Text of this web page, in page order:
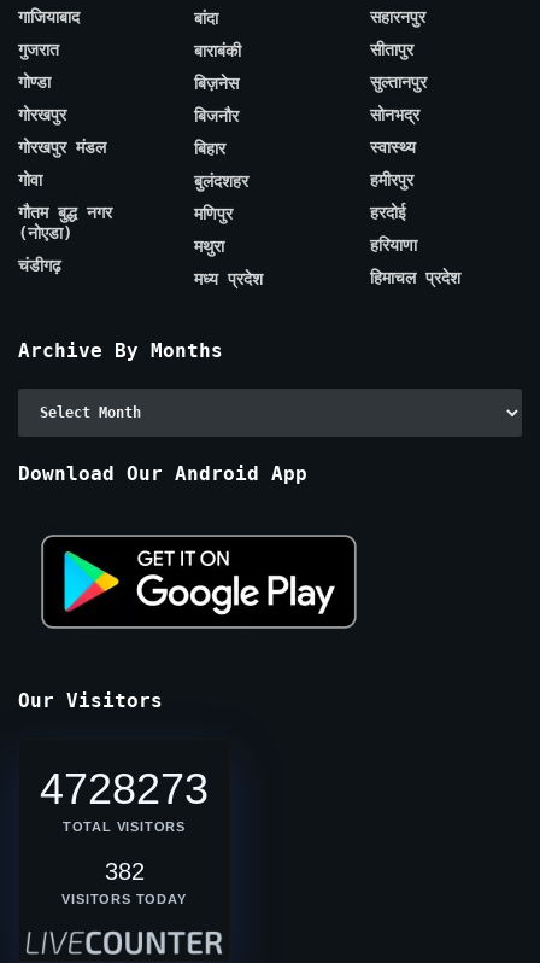
गाजियाबाद
गुजरात
गोण्डा
गोरखपुर
गोरखपुर मंडल
गोवा
गौतम बुद्ध नगर
(नोएडा)
चंडीगढ़
बांदा
बाराबंकी
बिज़नेस
बिजनौर
बिहार
बुलंदशहर
मणिपुर
मथुरा
मध्य प्रदेश
सहारनपुर
सीतापुर
सुल्तानपुर
सोनभद्र
स्वास्थ्य
हमीरपुर
हरदोई
हरियाणा
हिमाचल प्रदेश
Archive By Months
Download Our Android App
Our Visitors
4728273
TOTAL VISITORS
382
VISITORS TODAY